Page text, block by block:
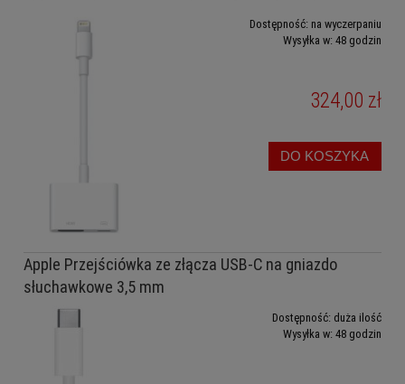
Dostępność: na wyczerpaniu
Wysyłka w: 48 godzin
324,00 zł
DO KOSZYKA
Apple Przejściówka ze złącza USB-C na gniazdo
słuchawkowe 3,5 mm
Dostępność: duża ilość
Wysyłka w: 48 godzin